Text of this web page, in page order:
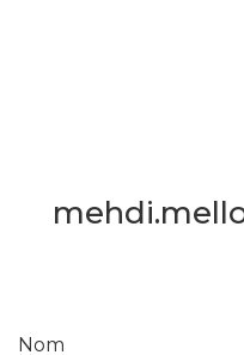
Nom